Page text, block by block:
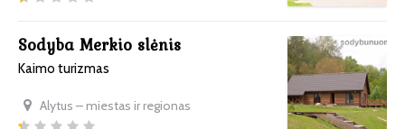
Sodyba Merkio slėnis
Kaimo turizmas
Alytus – miestas ir regionas